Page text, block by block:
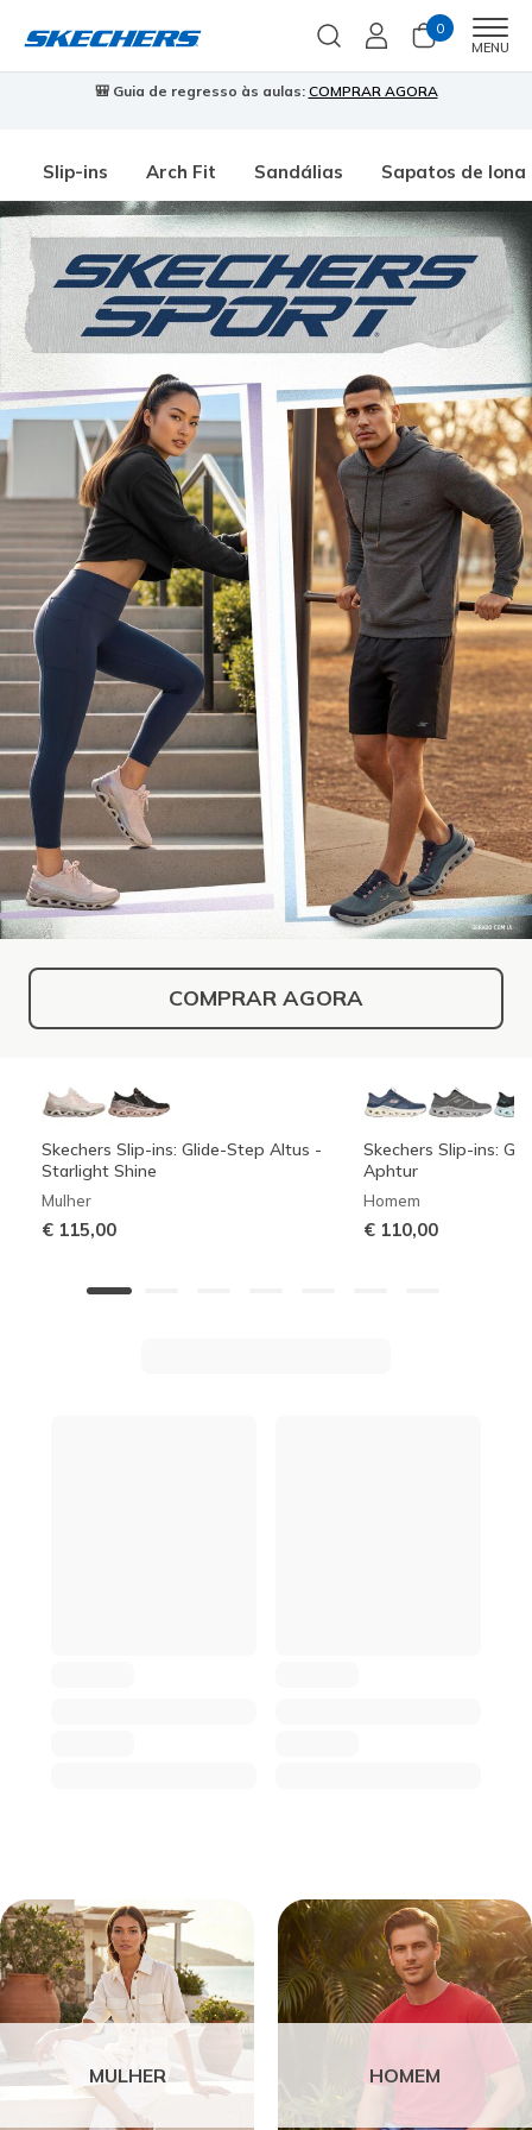
0
MENU
🎒 Guia de regresso às aulas: COMPRAR AGORA
Slip-ins Arch Fit Sandálias Sapatos de lona
COMPRAR AGORA
Skechers Slip-ins: Glide-Step Altus -
Starlight Shine
Mulher
€ 115,00
Skechers Slip-ins:
Aphtur
Homem
€ 110,00
MULHER HOMEM